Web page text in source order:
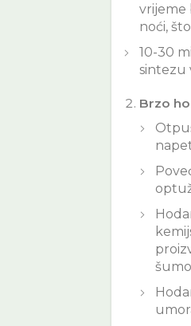
vrijeme
noći,
10-30
sintezu
Brzo